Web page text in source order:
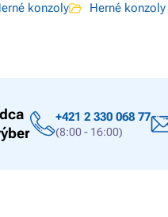
konzoly
Herné
+421 2 330 068 77
(8:00 - 16:00)